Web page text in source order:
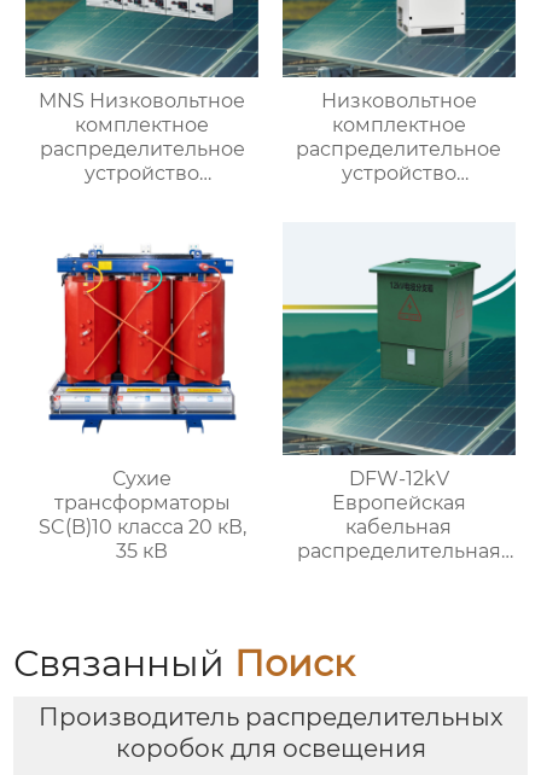
MNS Низковольтное
комплектное
распределительное
устройство
Низковольтное
комплектное
распределительное
устройство
Сухие
трансформаторы
SC(B)10 класса 20 кВ,
35 кВ
DFW-12kV
Европейская
кабельная
распределительная
Связанный Поиск
Производитель распределительных
коробок для освещения